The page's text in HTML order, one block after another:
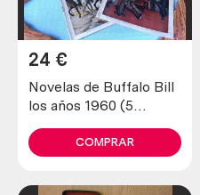
Novelas de Buffalo Bill
los años 1960 (5
24 €
COMPRAR